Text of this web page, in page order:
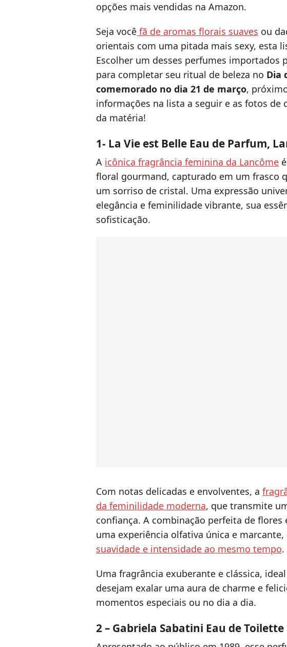
opções mais vendidas na Amazon.
Seja você fã de aromas florais suaves ou
orientais com uma pitada mais sexy, esta
Escolher um desses perfumes importados
para completar seu ritual de beleza no Dia
comemorado no dia 21 de março,
informações na lista a seguir e as fotos de
da matéria!
1- La Vie est Belle Eau de Parfum,
A icônica fragrância feminina da Lancôme
floral gourmand, capturado em um frasco
um sorriso de cristal. Uma expressão
elegância e feminilidade vibrante, sua
sofisticação.
Com notas delicadas e envolventes, a
da feminilidade moderna, que transmite
confiança. A combinação perfeita de
uma experiência olfativa única e marcante,
suavidade e intensidade ao mesmo tempo.
Uma fragrância exuberante e clássica,
desejam exalar uma aura de charme e
momentos especiais ou no dia a dia.
2 – Gabriela Sabatini Eau de Toilette